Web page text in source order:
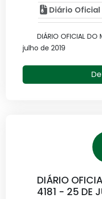
Diário
DIÁRIO OFICIAL
julho de 2019
DIÁRIO
4181 - 25 DE